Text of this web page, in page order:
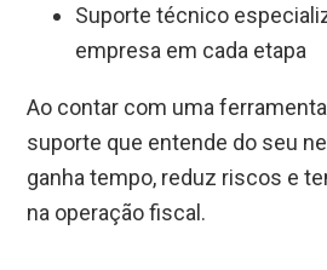
Suporte técnico
empresa em cada etapa
Ao contar com uma
suporte que entende do seu
ganha tempo, reduz riscos e
na operação fiscal.